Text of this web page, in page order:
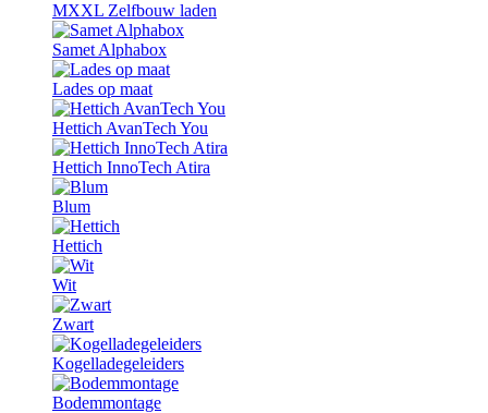
MXXL Zelfbouw laden
Samet Alphabox
Lades op maat
Hettich AvanTech You
Hettich InnoTech Atira
Blum
Hettich
Wit
Zwart
Kogelladegeleiders
Bodemmontage